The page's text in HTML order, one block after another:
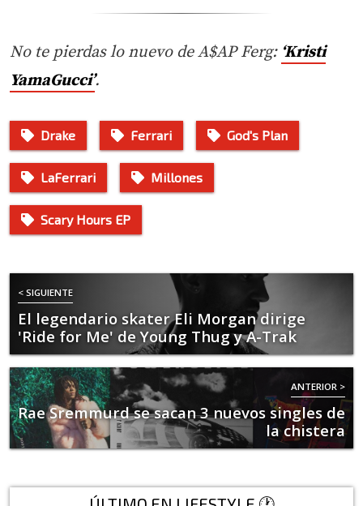
No te pierdas lo nuevo de A$AP Ferg: ‘Kristi
YamaGucci’.
Drake Ferrari God's Plan
LaFerrari Millones
Scary Hours EP
< SIGUIENTE
El legendario skater Eli Morgan dirige
'Ride for Me' de Young Thug y A-Trak
ANTERIOR >
Rae Sremmurd se sacan 3 nuevos singles de
la chistera